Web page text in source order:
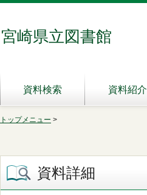
宮崎県立図書館
資料検索 資料紹介
トップメニュー >
資料詳細